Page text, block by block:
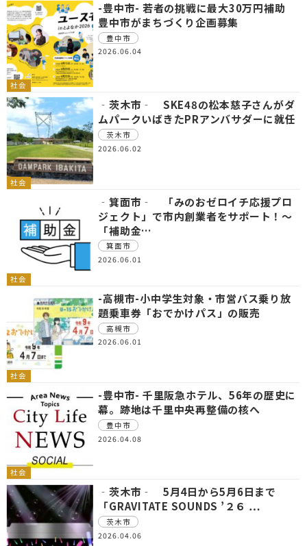
社会
-豊中市- 若者の挑戦に最大30万円補助
豊中市がまちづくり企画募集
豊中市
2026.06.04
社会
‐茨木市‐ SKE48の松本慈子さんがダ
ムパークいばきたPRアンバサダーに就任
茨木市
2026.06.02
社会
‐箕面市‐ 「みのおゼロイチ応援プロ
ジェクト」で市内創業者をサポート！～
「補助金…
箕面市
2026.06.01
社会
-高槻市-小中学生対象・市営バス乗り放
題乗車券「おでかけパス」の販売
高槻市
2026.06.01
社会
-豊中市- 千里阪急ホテル、56年の歴史に
幕。跡地は千里中央再整備の核へ
豊中市
2026.04.08
‐茨木市‐ 5月4日から5月6日まで
「GRAVITATE SOUNDS ’２６ …
茨木市
2026.04.06